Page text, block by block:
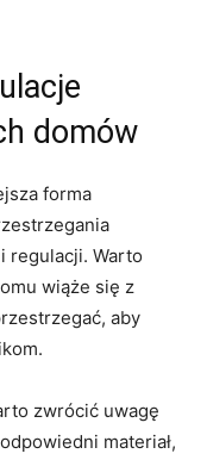
domów
forma
regulacji. Warto
‍wiąże się ⁣z
aby
zwrócić uwagę
materiał,